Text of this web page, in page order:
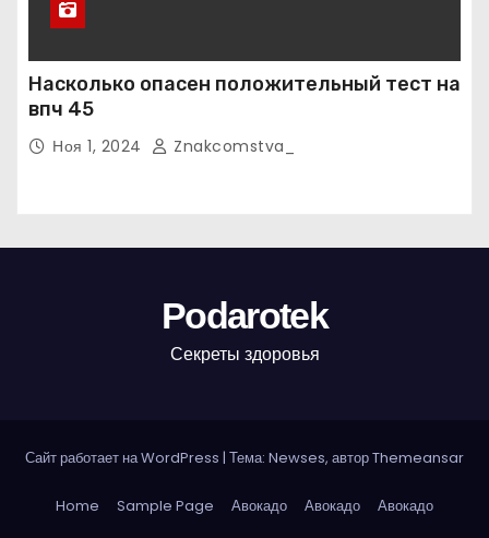
Насколько опасен положительный тест на
впч 45
Ноя 1, 2024 Znakcomstva_
Podarotek
Секреты здоровья
Сайт работает на WordPress | Тема: Newses, авторThemeansar
Home Sample Page Авокадо Авокадо
Авокадо